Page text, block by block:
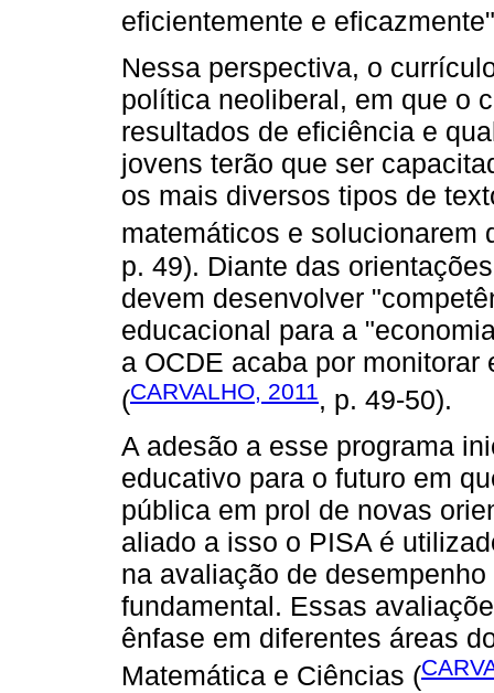
eficientemente e
Nessa perspectiva, o
política neoliberal, em que o
resultados de eficiência e
jovens terão que ser
os mais diversos tipos de
matemáticos e solucionarem
p. 49). Diante das
devem desenvolver
educacional para a
a OCDE acaba por
(CARVALHO, 2011 , p. 49-50).
A adesão a esse programa
educativo para o futuro em
pública em prol de novas
aliado a isso o PISA é
na avaliação de
fundamental. Essas
ênfase em diferentes áreas
Matemática e Ciências (